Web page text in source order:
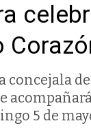
concejala
5 de